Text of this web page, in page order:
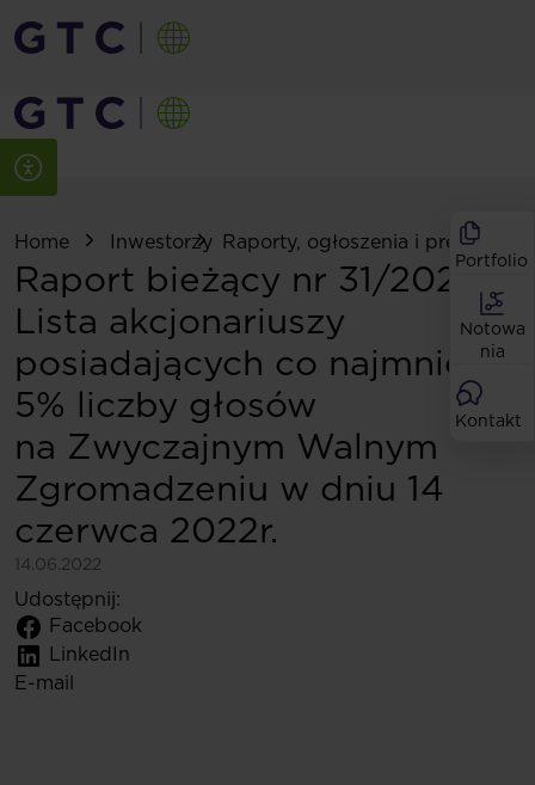
Portfolio
Notowa
nia
Kontakt
Home Inwestorzy Raporty, ogłoszenia i prezentacje
Raport bieżący nr 31/2022:
Lista akcjonariuszy
posiadających co najmniej
5% liczby głosów
na Zwyczajnym Walnym
Zgromadzeniu w dniu 14
czerwca 2022r.
14.06.2022
Udostępnij:
Facebook
LinkedIn
E-mail